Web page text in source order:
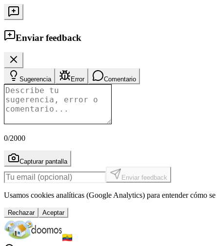
Enviar feedback
Sugerencia Error Comentario
0/2000
Capturar pantalla
Enviar feedback
Usamos cookies analíticas (Google Analytics) para entender cómo
Rechazar Aceptar